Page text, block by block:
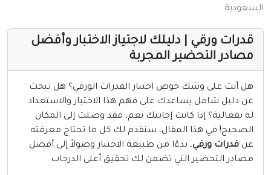
مواقع إخباريه
كمبيوتر وبرامج
إنترنت وشبكات
الأسرة والترفيه
مواقع طبيه
منتديات
ورقي | دليلك لاجتياز الاختبار وأفضل
التحضير المجربة
أنت على وشك خوض اختبار القدرات الورقي؟ هل تبحث
دليل شامل يساعدك على فهم هذا الاختبار والاستعداد
بفعالية؟ إذا كانت إجابتك نعم، فقد وصلت إلى المكان
في هذا المقال، سنقدم لك كل ما تحتاج معرفته
قدرات ورقي ، بدءًا من طبيعة الاختبار وصولاً إلى أفضل
التحضير التي تضمن لك تحقيق أعلى الدرجات.